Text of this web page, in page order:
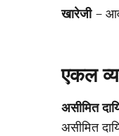
खारेजी–
एकल
असीमित
असीमित